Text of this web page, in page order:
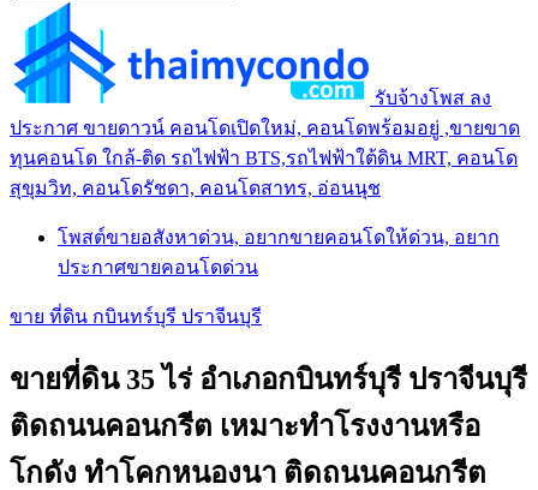
รับจ้างโพส ลง
ประกาศ ขายดาวน์ คอนโดเปิดใหม่, คอนโดพร้อมอยู่ ,ขายขาด
ทุนคอนโด ใกล้-ติด รถไฟฟ้า BTS,รถไฟฟ้าใต้ดิน MRT, คอนโด
สุขุมวิท, คอนโดรัชดา, คอนโดสาทร, อ่อนนุช
โพสต์ขายอสังหาด่วน, อยากขายคอนโดให้ด่วน, อยาก
ประกาศขายคอนโดด่วน
ขาย ที่ดิน กบินทร์บุรี ปราจีนบุรี
ขายที่ดิน 35 ไร่ อำเภอกบินทร์บุรี ปราจีนบุรี
ติดถนนคอนกรีต เหมาะทำโรงงานหรือ
โกดัง ทำโคกหนองนา ติดถนนคอนกรีต